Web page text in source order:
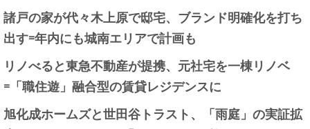
諸戸の家が代々木上原で邸宅、ブランド明確化を打ち
出す=年内にも城南エリアで計画も
リノべると東急不動産が提携、元社宅を一棟リノベ
=「職住遊」融合型の賃貸レジデンスに
旭化成ホームズと世田谷トラスト、「雨庭」の実証拡